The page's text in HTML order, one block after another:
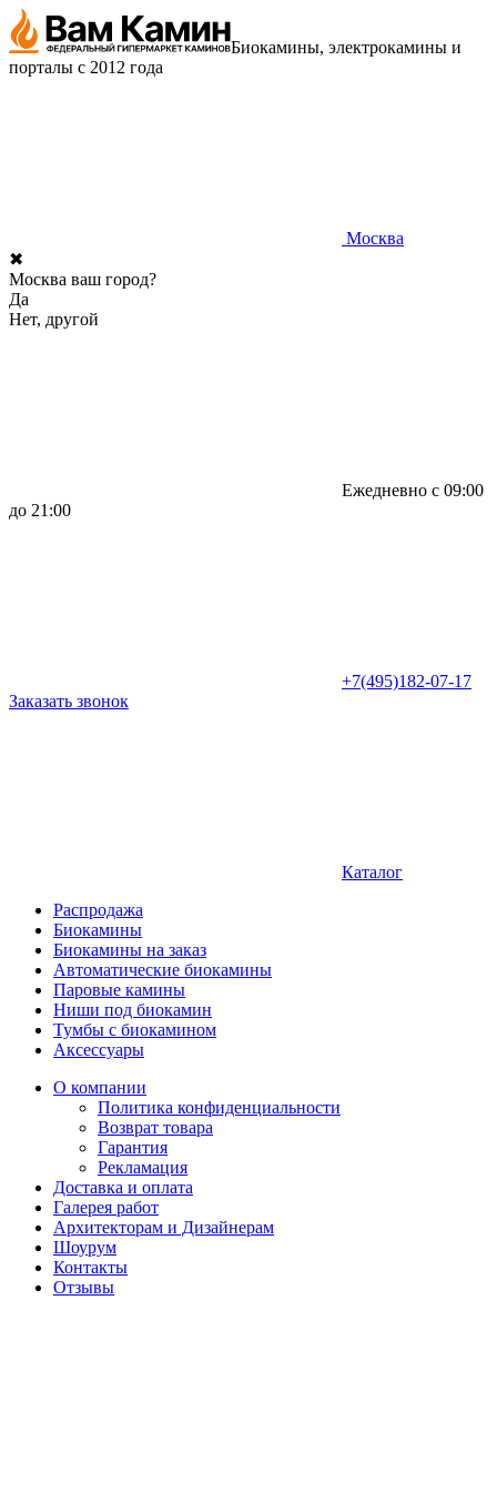
Биокамины, электрокамины и
порталы с 2012 года
Москва
✖
Москва ваш город?
Да
Нет, другой
Ежедневно с 09:00
до 21:00
+7(495)182-07-17
Заказать звонок
Каталог
Распродажа
Биокамины
Биокамины на заказ
Автоматические биокамины
Паровые камины
Ниши под биокамин
Тумбы с биокамином
Аксессуары
О компании
Политика конфиденциальности
Возврат товара
Гарантия
Рекламация
Доставка и оплата
Галерея работ
Архитекторам и Дизайнерам
Шоурум
Контакты
Отзывы